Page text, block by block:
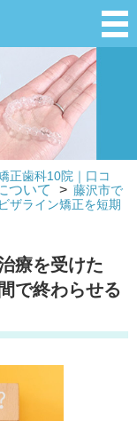
正歯科10院｜口コ
ついて
藤沢市で
ザライン矯正を短期
療を受けた
で終わらせる